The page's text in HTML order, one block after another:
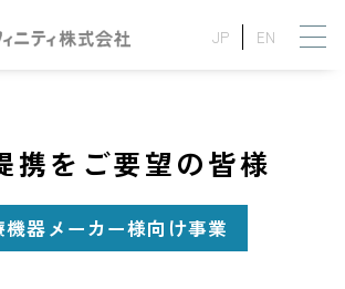
JP EN
携をご要望の皆様
機器メーカー様向け事業